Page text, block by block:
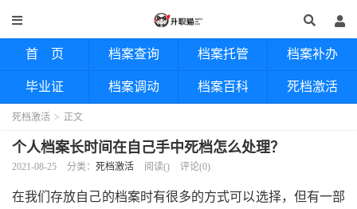
首 页 档案查询 档案托管 档案补办
毕业证 档案调动 档案百科 死档激活
死档激活 > 正文
个人档案长时间在自己手中死档怎么处理？
2021-08-25 分类： 死档激活 阅读() 评论(0)
在我们存放自己的档案时有很多的方式可以选择，但有一部